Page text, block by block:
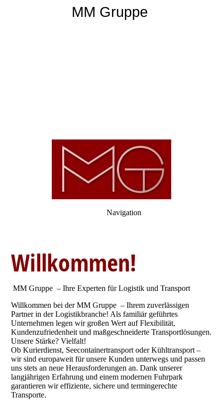
MM Gruppe
Navigation
Willkommen!
MM Gruppe – Ihre Experten für Logistik und Transport
Willkommen bei der MM Gruppe – Ihrem zuverlässigen
Partner in der Logistikbranche! Als familiär geführtes
Unternehmen legen wir großen Wert auf Flexibilität,
Kundenzufriedenheit und maßgeschneiderte Transportlösungen.
Unsere Stärke? Vielfalt!
Ob Kurierdienst, Seecontainertransport oder Kühltransport –
wir sind europaweit für unsere Kunden unterwegs und passen
uns stets an neue Herausforderungen an. Dank unserer
langjährigen Erfahrung und einem modernen Fuhrpark
garantieren wir effiziente, sichere und termingerechte
Transporte.